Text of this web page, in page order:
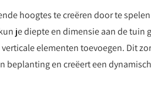
hoogtes te creëren door te
je diepte en dimensie aan de tuin
elementen toevoegen. Dit
en creëert een